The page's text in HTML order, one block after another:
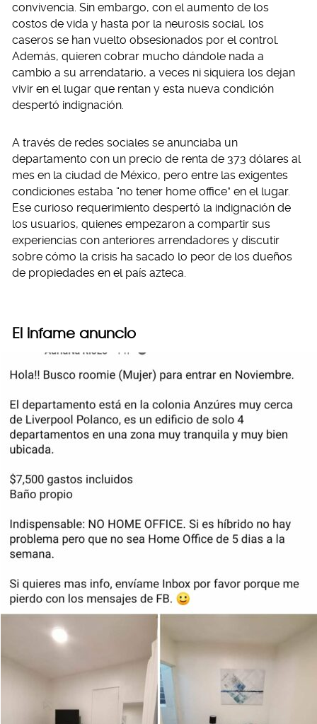
convivencia. Sin embargo, con el aumento de los
costos de vida y hasta por la neurosis social, los
caseros se han vuelto obsesionados por el control.
Además, quieren cobrar mucho dándole nada a
cambio a su arrendatario, a veces ni siquiera los dejan
vivir en el lugar que rentan y esta nueva condición
despertó indignación.
A través de redes sociales se anunciaba un
departamento con un precio de renta de 373 dólares al
mes en la ciudad de México, pero entre las exigentes
condiciones estaba “no tener home office” en el lugar.
Ese curioso requerimiento despertó la indignación de
los usuarios, quienes empezaron a compartir sus
experiencias con anteriores arrendadores y discutir
sobre cómo la crisis ha sacado lo peor de los dueños
de propiedades en el país azteca.
El infame anuncio